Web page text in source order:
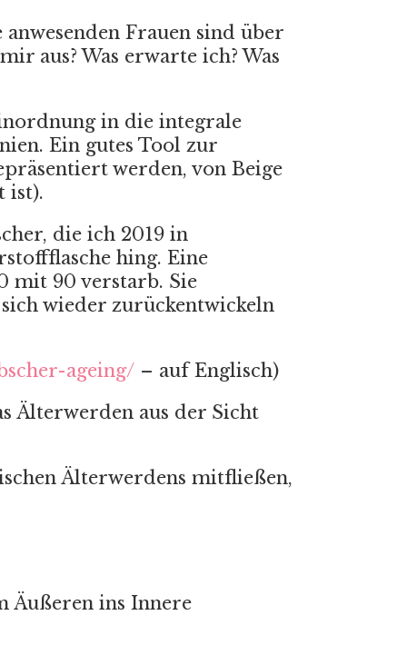
Frauen sind über
aus? Was erwarte ich? Was
in die integrale
Ein gutes Tool zur
werden, von Beige
ist).
die ich 2019 in
hing. Eine
mit 90 verstarb. Sie
wieder zurückentwickeln
ageing/ – auf Englisch)
Älterwerden aus der Sicht
Älterwerdens mitfließen,
Äußeren ins Innere